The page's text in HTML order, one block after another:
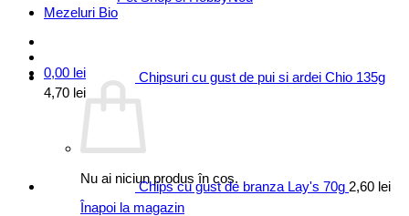
Mezeluri Bio
0,00 lei
Nu ai niciun produs în coș.
Înapoi la magazin
Chipsuri cu gust de pui si ardei Chio 135g
4,70 lei
Chips cu gust de branza Lay's 70g 2,60 lei